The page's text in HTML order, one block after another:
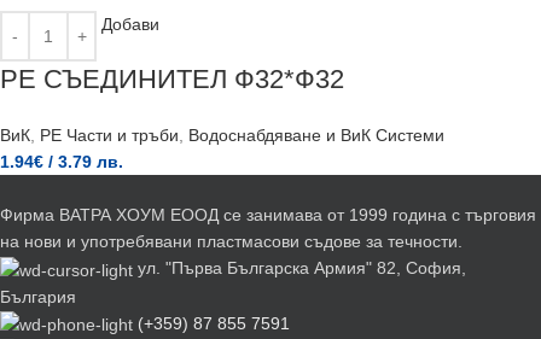
Добави
РЕ СЪЕДИНИТЕЛ Ф32*Ф32
ВиК, PE Части и тръби, Водоснабдяване и ВиК Системи
1.94€ / 3.79 лв.
Фирма ВАТРА ХОУМ ЕООД се занимава от 1999 година с търговия
на нови и употребявани пластмасови съдове за течности.
ул. "Първа Българска Армия" 82, София,
България
(+359) 87 855 7591